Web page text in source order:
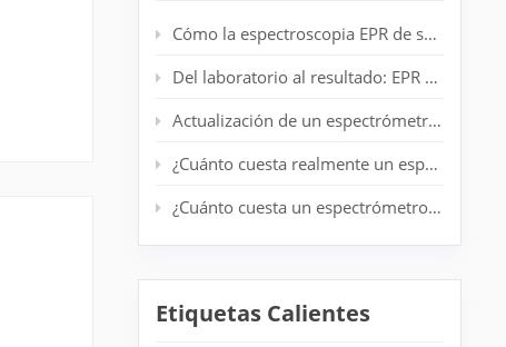
Cómo la espectroscopia EPR de sobremesa mejora la detección de radicales en laboratorios de polímeros
Del laboratorio al resultado: EPR de escritorio para análisis de centrifugado en tiempo real
Actualización de un espectrómetro EPR antiguo: prolongación de la vida útil del sistema sin un nuevo imán
¿Cuánto cuesta realmente un espectrómetro EPR de nivel básico?
¿Cuánto cuesta un espectrómetro EPR? Guía completa de precios para investigadores
Etiquetas Calientes